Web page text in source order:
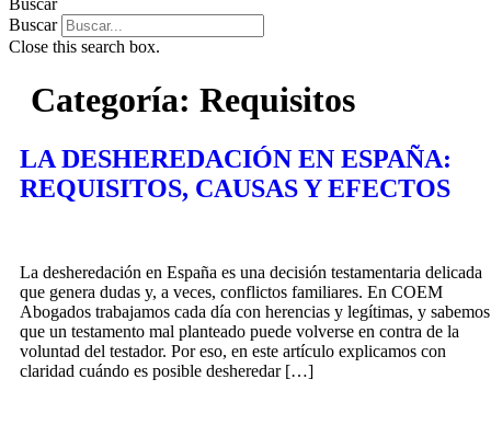
Buscar
Buscar
Close this search box.
Categoría: Requisitos
LA DESHEREDACIÓN EN ESPAÑA:
REQUISITOS, CAUSAS Y EFECTOS
La desheredación en España es una decisión testamentaria delicada
que genera dudas y, a veces, conflictos familiares. En COEM
Abogados trabajamos cada día con herencias y legítimas, y sabemos
que un testamento mal planteado puede volverse en contra de la
voluntad del testador. Por eso, en este artículo explicamos con
claridad cuándo es posible desheredar […]